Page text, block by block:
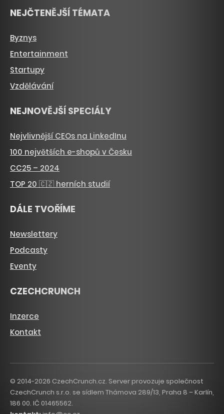
NEJČTENĚJŠÍ TÉMATA
Byznys
Entertainment
Startupy
Vzdělávání
NEJNOVĚJŠÍ SPECIÁLY
Nejvlivnější CEOs na LinkedInu
100 největších e-shopů v Česku
CC25 – 2024
TOP 20 🇨🇿 herních studií
DÁLE TVOŘÍME
Newslettery
Podcasty
Eventy
CZECHCRUNCH
Inzerce
Kontakt
© 2014-2026 CzechCrunch.cz. Server provozuje společnost
CzechCrunch s.r.o. se sídlem Thámova 289/13, Praha 8 – Karlín,
186 00. IČ 01465562.